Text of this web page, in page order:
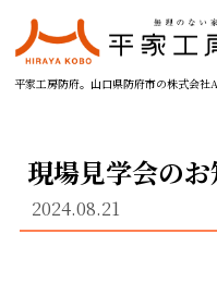
平家工房防府。山口県防府市の株式会社
現場見学会の
2024.08.21